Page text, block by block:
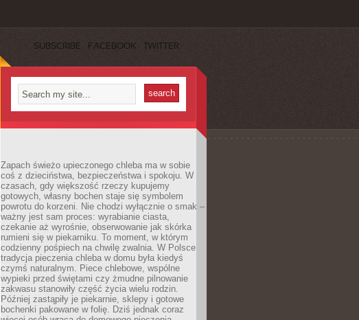
SUBSCRIBE FACEBOOK TWITTER
Zapach świeżo upieczonego chleba ma w sobie
coś z dzieciństwa, bezpieczeństwa i spokoju. W
czasach, gdy większość rzeczy kupujemy
gotowych, własny bochen staje się symbolem
powrotu do korzeni. Nie chodzi wyłącznie o smak –
ważny jest sam proces: wyrabianie ciasta,
czekanie aż wyrośnie, obserwowanie jak skórka
rumieni się w piekarniku. To moment, w którym
codzienny pośpiech na chwilę zwalnia. W Polsce
tradycja pieczenia chleba w domu była kiedyś
czymś naturalnym. Piece chlebowe, wspólne
wypieki przed świętami czy żmudne pilnowanie
zakwasu stanowiły część życia wielu rodzin.
Później zastąpiły je piekarnie, sklepy i gotowe
bochenki pakowane w folię. Dziś jednak coraz